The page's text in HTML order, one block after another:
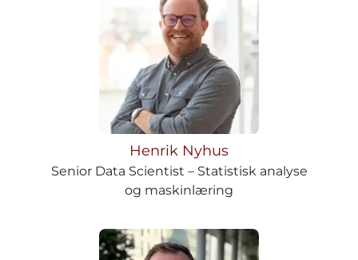
Henrik Nyhus
Senior Data Scientist – Statistisk analyse
og maskinlæring